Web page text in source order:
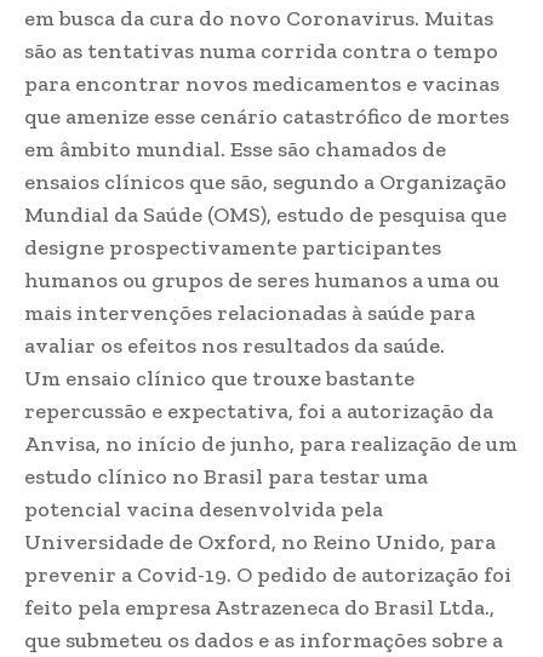
em busca da cura do novo Coronavirus. Muitas
são as tentativas numa corrida contra o tempo
para encontrar novos medicamentos e vacinas
que amenize esse cenário catastrófico de mortes
em âmbito mundial. Esse são chamados de
ensaios clínicos que são, segundo a Organização
Mundial da Saúde (OMS), estudo de pesquisa que
designe prospectivamente participantes
humanos ou grupos de seres humanos a uma ou
mais intervenções relacionadas à saúde para
avaliar os efeitos nos resultados da saúde.
Um ensaio clínico que trouxe bastante
repercussão e expectativa, foi a autorização da
Anvisa, no início de junho, para realização de um
estudo clínico no Brasil para testar uma
potencial vacina desenvolvida pela
Universidade de Oxford, no Reino Unido, para
prevenir a Covid-19. O pedido de autorização foi
feito pela empresa Astrazeneca do Brasil Ltda.,
que submeteu os dados e as informações sobre a